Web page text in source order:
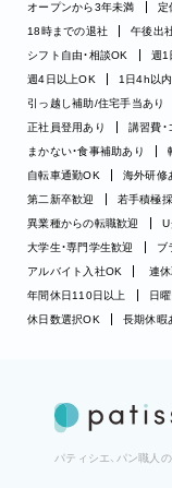
オープンから3年未満
定
18時までの退社
午後出
シフト自由・相談OK
週1
週4日以上OK
1日4h以
引っ越し補助/住宅手当あり
正社員登用あり
講習費
まかない・食事補助あり
自転車通勤OK
海外研修
第二新卒歓迎
若手積極
異業種からの転職歓迎
U
大学生・専門学生歓迎
ブ
アルバイト入社OK
連
年間休日110日以上
日
休日数選択OK
長期休暇
パティシエ、パン職人